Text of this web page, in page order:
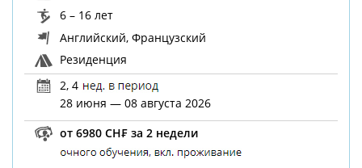
6 – 16 лет
Английский, Французский
Резиденция
2, 4
28 июня — 08 августа 2026
от 6980 CH₣ за 2 недели